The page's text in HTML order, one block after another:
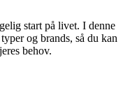
start på livet. I denne
og brands, så du kan
behov.